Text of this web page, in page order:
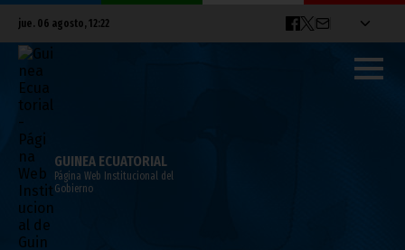
jue. 06 agosto, 12:22
GUINEA ECUATORIAL
Página Web Institucional del
Gobierno
Costa de Marfil asegura su clasificación
para los cuartos de final